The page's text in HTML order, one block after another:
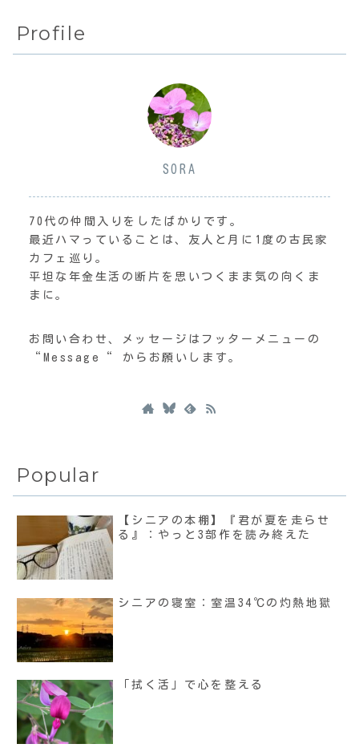
Profile
SORA
70代の仲間入りをしたばかりです。
最近ハマっていることは、友人と月に1度の古民家
カフェ巡り。
平坦な年金生活の断片を思いつくまま気の向くま
まに。
お問い合わせ、メッセージはフッターメニューの
“Message“ からお願いします。
Popular
【シニアの本棚】『君が夏を走らせ
る』：やっと3部作を読み終えた
シニアの寝室：室温34℃の灼熱地獄
「拭く活」で心を整える